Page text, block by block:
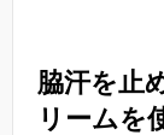
脇汗を止
リームを